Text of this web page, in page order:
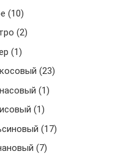
(10)
(2)
(1)
(23)
(1)
(1)
(17)
(7)